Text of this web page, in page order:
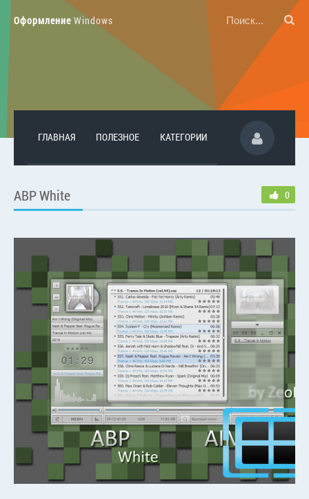
Оформление Windows
ГЛАВНАЯ ПОЛЕЗНОЕ КАТЕГОРИИ
ABP White 0